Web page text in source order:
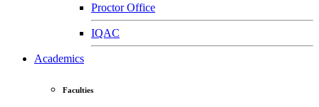
Proctor Office
IQAC
Academics
Faculties